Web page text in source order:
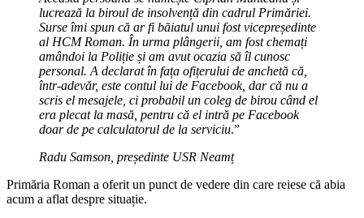
lucrează la biroul de insolvență din cadrul Primăriei.
Surse îmi spun că ar fi băiatul unui fost vicepreședinte
al HCM Roman. În urma plângerii, am fost chemați
amândoi la Poliție și am avut ocazia să îl cunosc
personal. A declarat în fața ofițerului de anchetă că,
într-adevăr, este contul lui de Facebook, dar că nu a
scris el mesajele, ci probabil un coleg de birou când el
era plecat la masă, pentru că el intră pe Facebook
doar de pe calculatorul de la serviciu.”
Radu Samson, președinte USR Neamț
Primăria Roman a oferit un punct de vedere din care reiese că abia
acum a aflat despre situație.